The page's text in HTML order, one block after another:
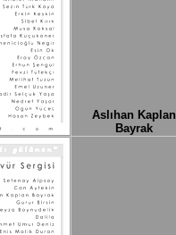
Aslıhan Kaplan
Bayrak